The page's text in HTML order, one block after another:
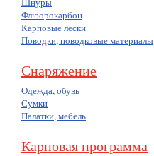
Флюорокарбон
Карповые лески
Поводки, поводковые материалы
Снаряжение
Одежда, обувь
Сумки
Палатки, мебель
Карповая программа